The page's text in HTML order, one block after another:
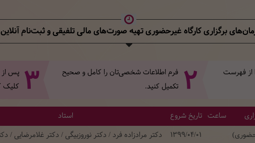
برگزاری کارگاه غیرحضوری تهیه صورت‌های مالی تلفیقیو ثبت‌نام آنلاین
از فهرست
2 فرم اطلاعات شخصی‌تان‌ را کامل و صحیح
تکمیل کنید.
3 پس از
کلیک
ساعت تاریخ شروع استاد
1399/04/01 دکتر مرادزاده فرد / دکتر نوروزبیگی / دکتر غلامرضایی /